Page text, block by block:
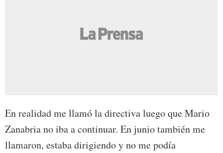
En realidad me llamó la directiva luego que Mario
Zanabria no iba a continuar. En junio también me
llamaron, estaba dirigiendo y no me podía